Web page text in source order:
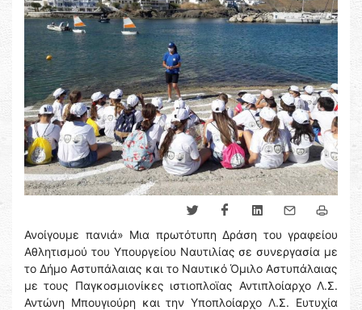
Ανοίγουμε πανιά» Μια πρωτότυπη Δράση του γραφείου
Αθλητισμού του Υπουργείου Ναυτιλίας σε συνεργασία με
το Δήμο Αστυπάλαιας και το Ναυτικό Όμιλo Αστυπάλαιας
με τους Παγκοσμιονίκες ιστιοπλοϊας Αντιπλοίαρχο Λ.Σ.
Αντώνη Μπουγιούρη και την Υποπλοίαρχο Λ.Σ. Ευτυχία